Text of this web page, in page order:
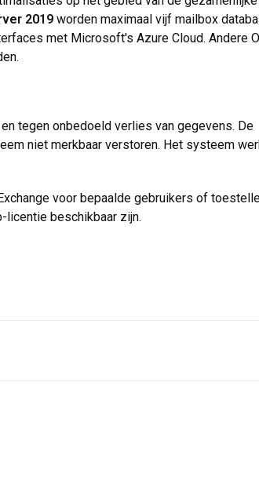
2019 worden maximaal vijf mailbox
met Microsoft's Azure Cloud. Andere
tegen onbedoeld verlies van gegevens. De
niet merkbaar verstoren. Het systeem
voor bepaalde gebruikers of
licentie beschikbaar zijn.